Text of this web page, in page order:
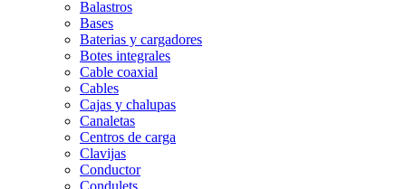
Balastros
Bases
Baterias y cargadores
Botes integrales
Cable coaxial
Cables
Cajas y chalupas
Canaletas
Centros de carga
Clavijas
Conductor
Condulets